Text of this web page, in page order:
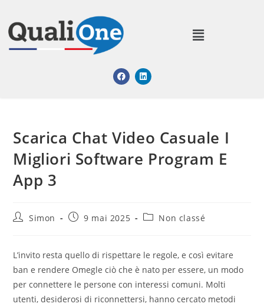
Scarica Chat Video Casuale I
Migliori Software Program E
App 3
Simon 9 mai 2025 Non classé
L’invito resta quello di rispettare le regole, e così evitare
ban e rendere Omegle ciò che è nato per essere, un modo
per connettere le persone con interessi comuni. Molti
utenti, desiderosi di riconnettersi, hanno cercato metodi